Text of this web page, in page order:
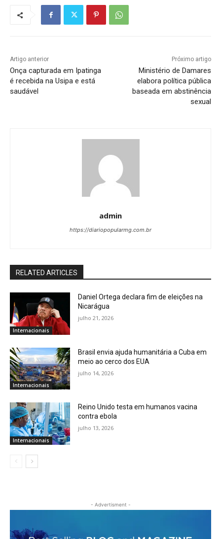
Artigo anterior
Onça capturada em Ipatinga
é recebida na Usipa e está
saudável
Próximo artigo
Ministério de Damares
elabora política pública
baseada em abstinência
sexual
admin
https://diariopopularmg.com.br
RELATED ARTICLES
Internacionais
Daniel Ortega declara fim de eleições na
Nicarágua
julho 21, 2026
Internacionais
Brasil envia ajuda humanitária a Cuba em
meio ao cerco dos EUA
julho 14, 2026
Internacionais
Reino Unido testa em humanos vacina
contra ebola
julho 13, 2026
- Advertisment -